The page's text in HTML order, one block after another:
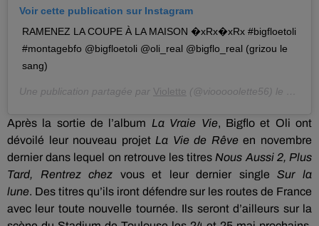
Voir cette publication sur Instagram
RAMENEZ LA COUPE À LA MAISON �xRx�xRx #bigfloetoli
#montagebfo @bigfloetoli @oli_real @bigflo_real (grizou le
sang)
Une publication partagée par Violette (@viooooolette56) le
Après la sortie de l’album La Vraie Vie, Bigflo et Oli ont
dévoilé leur nouveau projet La Vie de Rêveen novembre
dernier dans lequel on retrouve les titres Nous Aussi 2, Plus
Tard, Rentrez chez vous et leur dernier single Surla
lune. Des titres qu’ils iront défendre sur les routes de France
avec leur toute nouvelle tournée. Ils seront d’ailleurs sur la